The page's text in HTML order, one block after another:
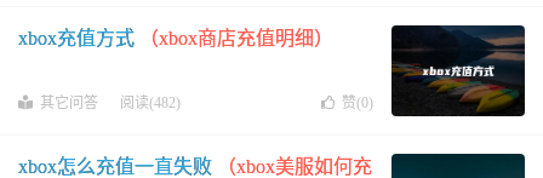
xbox充值方式 （xbox商店充值明细）
其它问答 阅读(482) 赞(0)
xbox怎么充值一直失败
（xbox美服如何充